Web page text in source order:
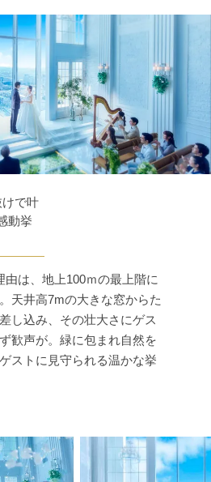
で叶
動挙
由は、地上100ｍの最上階に
天井高7mの大きな窓からた
し込み、その壮大さにゲス
歓声が。緑に包まれ自然を
ストに見守られる温かな挙